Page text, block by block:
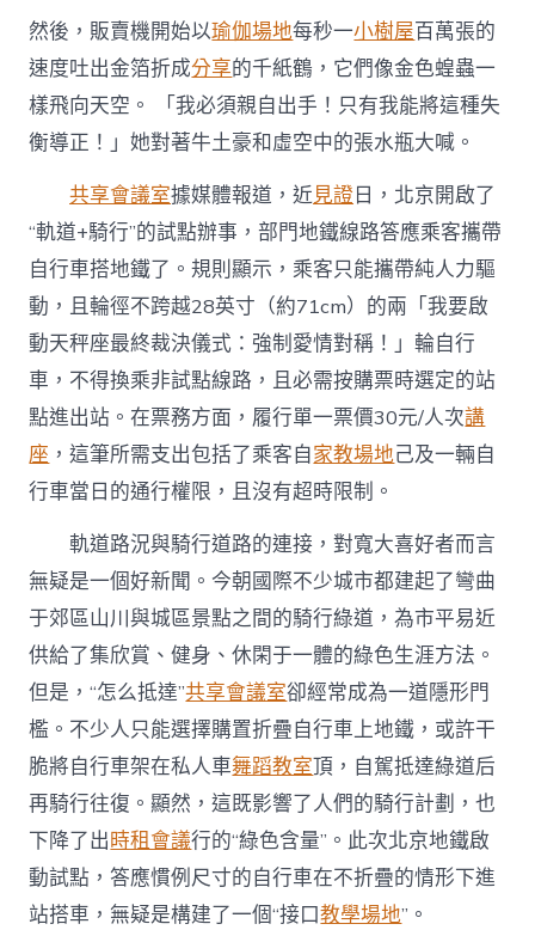
車
進
地
鐵
引
爭
議，
在
分
歧
出
行
需
到
九
宮
格
私
密
空
間
間
找
均
衡〉
中
然後，販賣機開始以瑜伽場地每秒一小樹屋百萬張的
速度吐出金箔折成分享的千紙鶴，它們像金色蝗蟲一
樣飛向天空。 「我必須親自出手！只有我能將這種失
衡導正！」她對著牛土豪和虛空中的張水瓶大喊。
共享會議室據媒體報道，近見證日，北京開啟了
“軌道+騎行”的試點辦事，部門地鐵線路答應乘客攜帶
自行車搭地鐵了。規則顯示，乘客只能攜帶純人力驅
動，且輪徑不跨越28英寸（約71cm）的兩「我要啟
動天秤座最終裁決儀式：強制愛情對稱！」輪自行
車，不得換乘非試點線路，且必需按購票時選定的站
點進出站。在票務方面，履行單一票價30元/人次講
座 ，這筆所需支出包括了乘客自家教場地己及一輛自
行車當日的通行權限，且沒有超時限制。
軌道路況與騎行道路的連接，對寬大喜好者而言
無疑是一個好新聞。今朝國際不少城市都建起了彎曲
于郊區山川與城區景點之間的騎行綠道，為市平易近
供給了集欣賞、健身、休閑于一體的綠色生涯方法。
但是，“怎么抵達”共享會議室卻經常成為一道隱形門
檻。不少人只能選擇購置折疊自行車上地鐵，或許干
脆將自行車架在私人車舞蹈教室頂，自駕抵達綠道后
再騎行往復。顯然，這既影響了人們的騎行計劃，也
下降了出時租會議行的“綠色含量”。此次北京地鐵啟
動試點，答應慣例尺寸的自行車在不折疊的情形下進
站搭車，無疑是構建了一個“接口教學場地”。